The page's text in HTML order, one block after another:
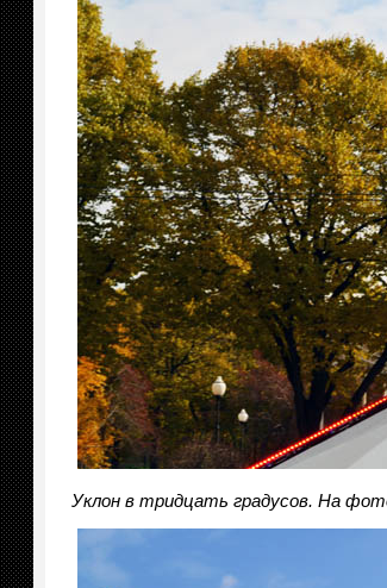
Уклон в тридцать градусов. На